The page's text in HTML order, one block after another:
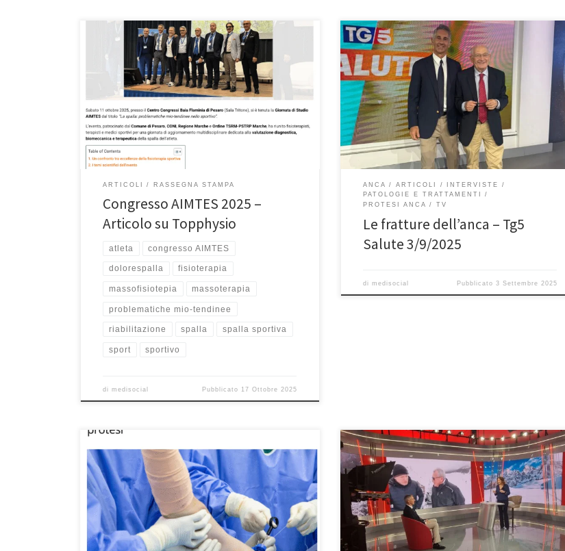
Congresso AIMTES 2025 – Articolo su Topphysio. Di
seguito troverete un breve estratto dell’articolo uscito
sul sito ufficiale Topphysio sul Congresso AIMTES che si
è tenuto a Pesaro lo scorso 11 ottobre 2025. Potete
leggere l’articolo completo su
https://www.topphysio.it/wikiphysio/aimtes-esperti-a-
confronto-sulle-problematiche-della-spalla-nello-
sportivo-a-pesaro/ Sabato 11 ottobre 2025, presso il
Centro Congressi Baia Flaminia di […]
ARTICOLI RASSEGNA STAMPA
Congresso AIMTES 2025 –
Articolo su Topphysio
atleta congresso AIMTES
dolorespalla fisioterapia
massofisiotepia massoterapia
problematiche mio-tendinee
riabilitazione spalla spalla sportiva
sport sportivo
dimedisocial Pubblicato 17 Ottobre 2025
Le fratture dell’anca – Tg5 Salute 3/9/2025. In questa
intervista al Tg5 Salute il Prof. Franceschi, ortopedico a
Roma, parla delle fratture dell’anca e delle possibili
terapie. Buona visione” Le fratture dell’anca
improvvise e senza apparentemente un motivo, solo
per piccoli traumi spesso. Cosa è opportuno fare? La
prevenzione è […]
ANCA ARTICOLI
INTERVISTE
PATOLOGIE E TRATTAMENTI
PROTESI ANCA
TV
Le fratture dell’anca – Tg5
Salute 3/9/2025
dimedisocial Pubblicato 3 Settembre 2025
Chirurgia di spalla: artroscopia, traumi e protesi –
Intervista del Prof. Francesco Franceschi, ortopedico
spalla Roma, uscita il 15/7/20254 a ORE 12 WEB ITALIA.
Potete leggere l’intervista integrale su
https://www.ore12web.it/2025/06/25/chirurgia-spalla-
artroscopia-traumi-protesi/
Traumi da sci: questo è l’argomento dell’intervista al
Prof. Francesco Franceschi su Tg2 Italia Europa andato
in onda il 16 gennaio 2025 su RaiDue alle 10:30. Se
avete perso l’intervista, potete rivederla qui. Dottor
Franceschi, certo è che come diceva prima, insomma,
la ginnastica presciistica è importantissima e pochi la
[…]